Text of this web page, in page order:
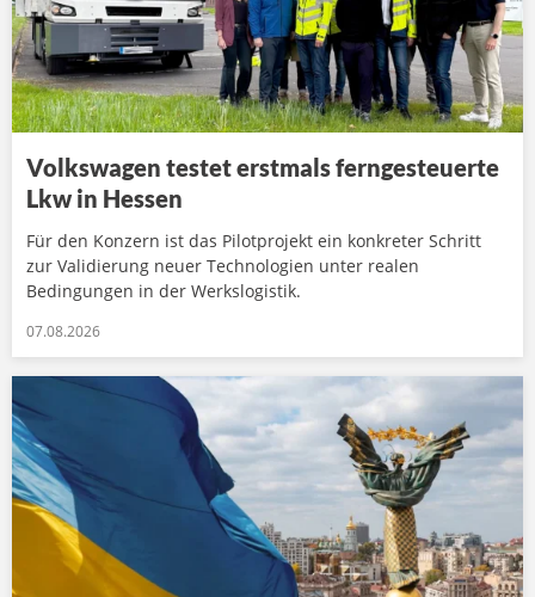
Volkswagen testet erstmals ferngesteuerte
Lkw in Hessen
Für den Konzern ist das Pilotprojekt ein konkreter Schritt
zur Validierung neuer Technologien unter realen
Bedingungen in der Werkslogistik.
07.08.2026